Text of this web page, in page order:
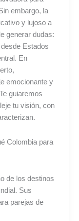
embargo, la
y lujoso a
generar dudas:
Estados
En
emocionante y
guiaremos
tu visión, con
Colombia para
de los destinos
Sus
parejas de